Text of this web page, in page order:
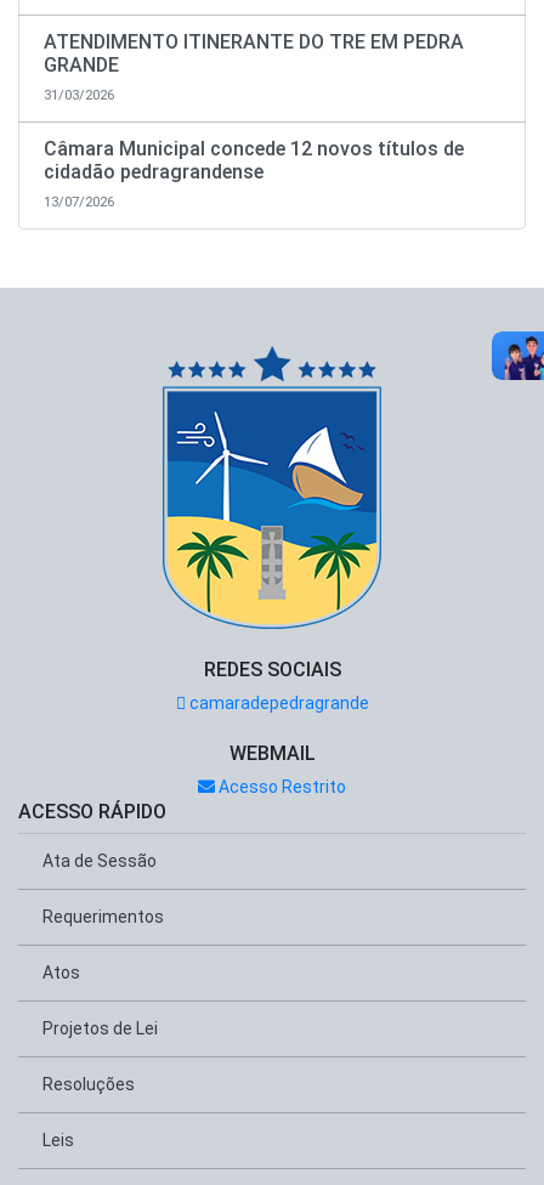
ATENDIMENTO ITINERANTE DO TRE EM PEDRA
GRANDE
31/03/2026
Câmara Municipal concede 12 novos títulos de
cidadão pedragrandense
13/07/2026
REDES SOCIAIS
camaradepedragrande
WEBMAIL
Acesso Restrito
ACESSO RÁPIDO
Ata de Sessão
Requerimentos
Atos
Projetos de Lei
Resoluções
Leis